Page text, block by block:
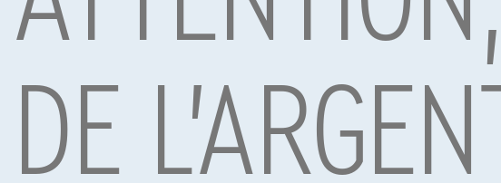
Avec sa popularité constante et ses critiques positives, l'avenir
besoins changeants des acheteurs automobiles. Il est très
Conclusion
Si vous recherchez une voiture d'occasion fiable offrant style,
impressionnant, ses moteurs puissants et sa technologie
voiture familiale ou simplement envie de profiter d'une conduite
modèles spécifiques de cette marque ? Alors découvrez ici à
DE